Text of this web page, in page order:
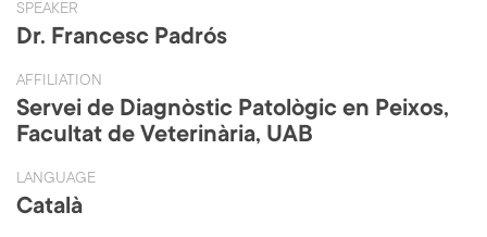
SPEAKER
Dr. Francesc Padrós
AFFILIATION
Servei de Diagnòstic Patològic en Peixos,
Facultat de Veterinària, UAB
LANGUAGE
Català